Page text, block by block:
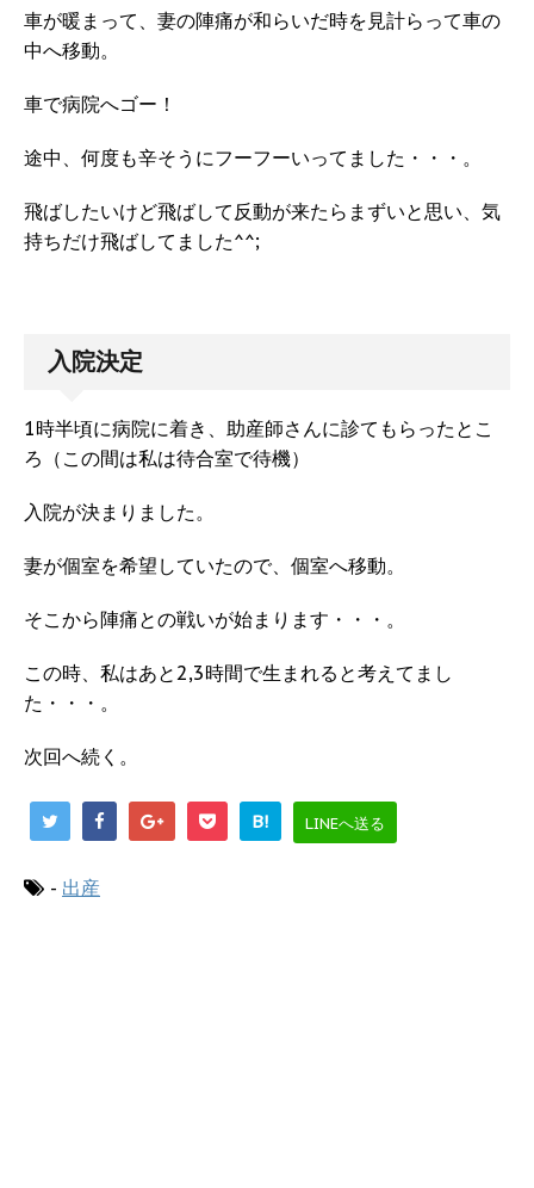
車が暖まって、妻の陣痛が和らいだ時を見計らって車の
中へ移動。
車で病院へゴー！
途中、何度も辛そうにフーフーいってました・・・。
飛ばしたいけど飛ばして反動が来たらまずいと思い、気
持ちだけ飛ばしてました^^;
入院決定
1時半頃に病院に着き、助産師さんに診てもらったとこ
ろ（この間は私は待合室で待機）
入院が決まりました。
妻が個室を希望していたので、個室へ移動。
そこから陣痛との戦いが始まります・・・。
この時、私はあと2,3時間で生まれると考えてまし
た・・・。
次回へ続く。
B! LINEへ送る
- 出産